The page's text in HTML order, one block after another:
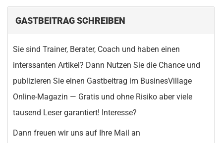
GASTBEITRAG SCHREIBEN
Sie sind Trainer, Berater, Coach und haben einen
interssanten Artikel? Dann Nutzen Sie die Chance und
publizieren Sie einen Gastbeitrag im BusinesVillage
Online-Magazin — Gratis und ohne Risiko aber viele
tausend Leser garantiert! Interesse?
Dann freuen wir uns auf Ihre Mail an